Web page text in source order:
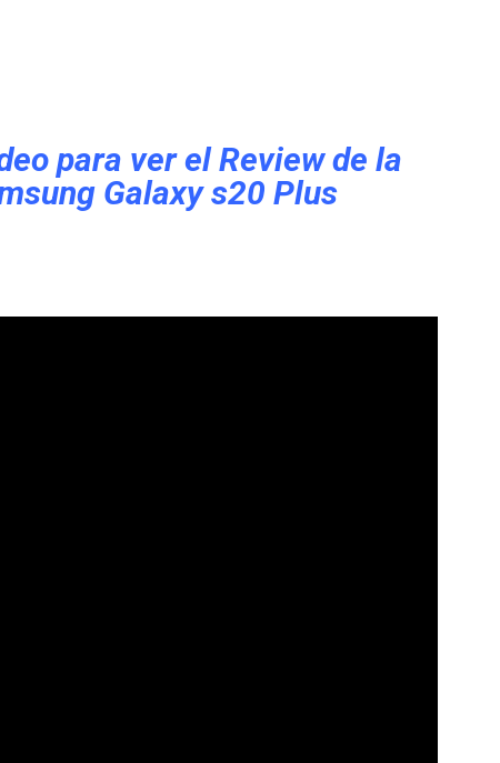
para ver el Review de la
Galaxy s20 Plus